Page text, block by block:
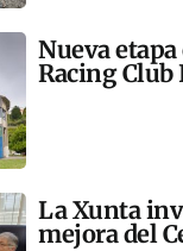
Nueva etapa
Racing Club
La Xunta
mejora del